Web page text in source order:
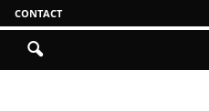
CONTACT